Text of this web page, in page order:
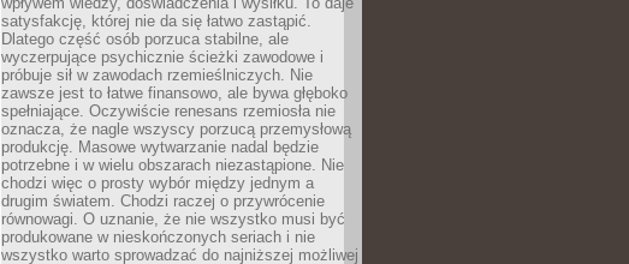
satysfakcję, której nie da się łatwo zastąpić.
Dlatego część osób porzuca stabilne, ale
wyczerpujące psychicznie ścieżki zawodowe i
próbuje sił w zawodach rzemieślniczych. Nie
zawsze jest to łatwe finansowo, ale bywa głęboko
spełniające. Oczywiście renesans rzemiosła nie
oznacza, że nagle wszyscy porzucą przemysłową
produkcję. Masowe wytwarzanie nadal będzie
potrzebne i w wielu obszarach niezastąpione. Nie
chodzi więc o prosty wybór między jednym a
drugim światem. Chodzi raczej o przywrócenie
równowagi. O uznanie, że nie wszystko musi być
produkowane w nieskończonych seriach i nie
wszystko warto sprowadzać do najniższej możliwej